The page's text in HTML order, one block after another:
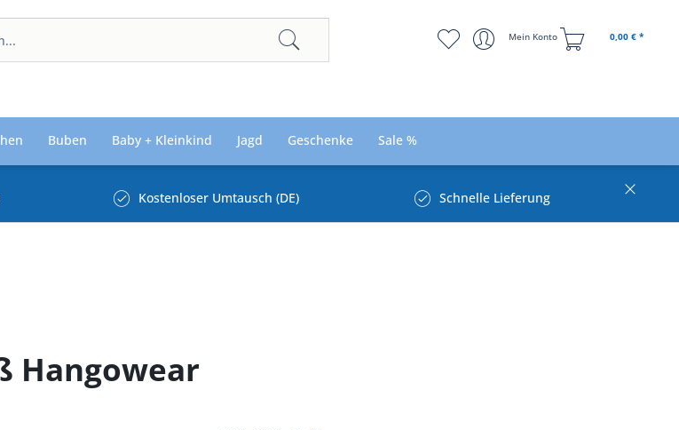
Mein Konto 0,00 € *
Buben Baby + Kleinkind Jagd Geschenke Sale %
Kostenloser Umtausch (DE) Schnelle Lieferung
Hangowear